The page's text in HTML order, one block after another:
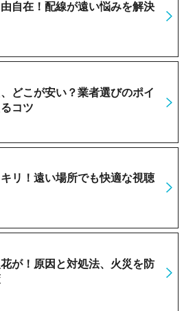
自在！配線が遠い悩みを解決
どこが安い？業者選びのポイ
コツ
リ！遠い場所でも快適な視聴
が！原因と対処法、火災を防